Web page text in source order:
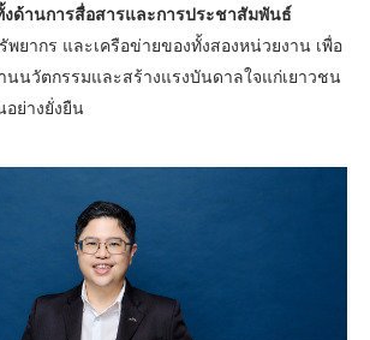
ด้านการสื่อสารและการประชาสัมพันธ์
ยากร และเครือข่ายของทั้งสองหน่วยงาน เพื่อ
นนวัตกรรมและสร้างแรงบันดาลใจแก่เยาวชน
ย่างยั่งยืน